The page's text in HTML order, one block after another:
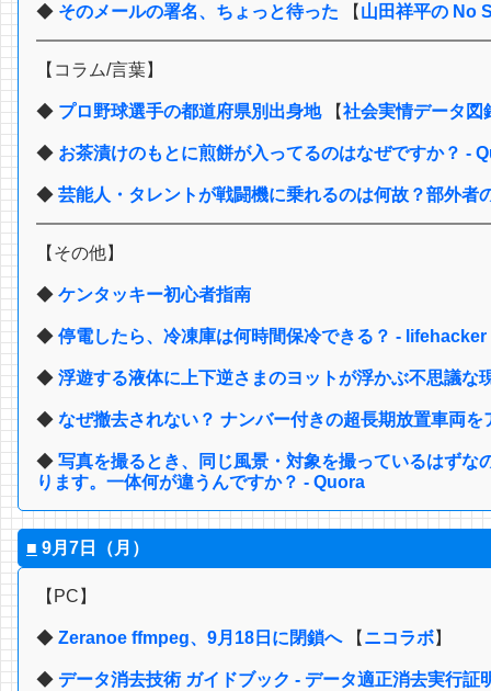
◆ そのメールの署名、ちょっと待った 【 山田祥平の No
【コラム/言葉】
◆ プロ野球選手の都道府県別出身地【社会実情データ図
◆ お茶漬けのもとに煎餅が入ってるのはなぜですか？ -
◆ 芸能人・タレントが戦闘機に乗れるのは何故？部外者
【その他】
◆ ケンタッキー初心者指南
◆ 停電したら、冷凍庫は何時間保冷できる？ - lifehacker
◆ 浮遊する液体に上下逆さまのヨットが浮かぶ不思議な
◆ なぜ撤去されない？ ナンバー付きの超長期放置車両
◆ 写真を撮るとき、同じ風景・対象を撮っているはず
ります。一体何が違うんですか？ - Quora
■ 9月7日（月）
【PC】
◆ Zeranoe ffmpeg、9月18日に閉鎖へ【 ニコラボ】
◆ データ消去技術 ガイドブック - データ適正消去実行証